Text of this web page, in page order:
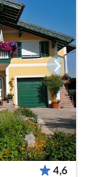
4,6